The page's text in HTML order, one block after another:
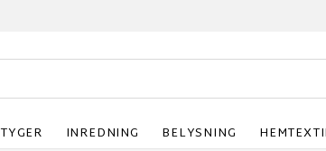
TYGER INREDNING BELYSNING